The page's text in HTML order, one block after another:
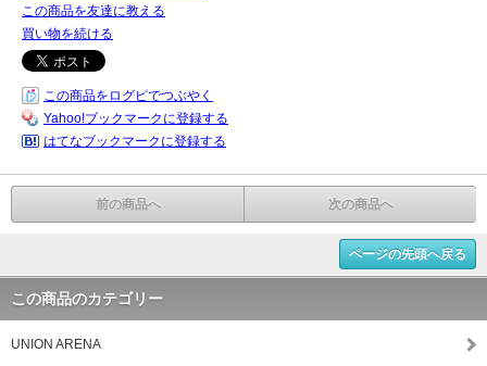
この商品を友達に教える
買い物を続ける
この商品をログピでつぶやく
Yahoo!ブックマークに登録する
はてなブックマークに登録する
前の商品へ 次の商品へ
ページの先頭へ戻る
この商品のカテゴリー
UNION ARENA